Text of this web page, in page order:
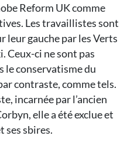
Reform UK comme
Les travaillistes sont
leur gauche par les Verts
Ceux-ci ne sont pas
le conservatisme du
contraste, comme tels.
incarnée par l’ancien
elle a été exclue et
ses sbires.